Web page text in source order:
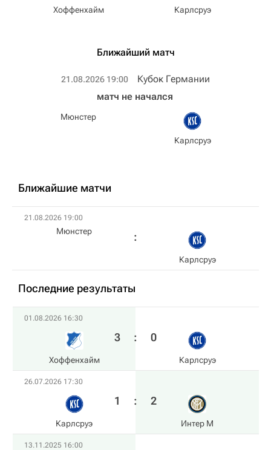
Хоффенхайм Карлсруэ
Ближайший матч
21.08.2026 19:00 Кубок Германии
Мюнстер
матч не начался
Карлсруэ
Ближайшие матчи
21.08.2026 19:00
Мюнстер
Карлсруэ
Последние результаты
01.08.2026 16:30
Хоффенхайм
3 : 0
Карлсруэ
26.07.2026 17:30
Карлсруэ
1 : 2
Интер М
13.11.2025 16:00